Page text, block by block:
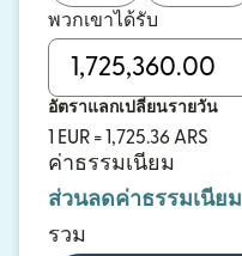
พวกเขาได้รับ
อัตราแลกเปลี่ยนรายวัน
1 EUR = 1,725.36 ARS
ค่าธรรมเนียม
ส่วนลดค่าธรรมเนียม
รวม